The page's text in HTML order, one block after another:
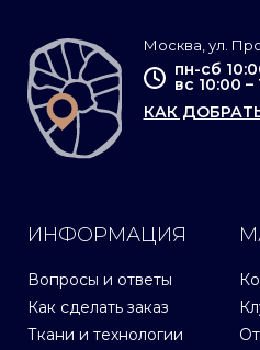
ИНФОРМАЦИЯ
Вопросы и ответы
Как сделать заказ
Ткани и технологии
Москва, ул.
пн-сб
вс 10:00
КАК